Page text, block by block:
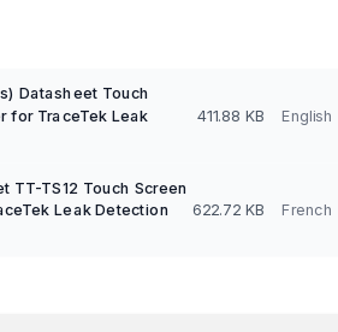
Datasheet Touch
for TraceTek Leak
411.88 KB English
TT-TS12 Touch Screen
Leak Detection
622.72 KB French